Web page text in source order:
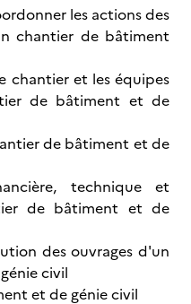
les actions des
chantier de bâtiment
chantier et les équipes
de bâtiment et de
de bâtiment et de
technique et
de bâtiment et de
des ouvrages d'un
civil
et de génie civil